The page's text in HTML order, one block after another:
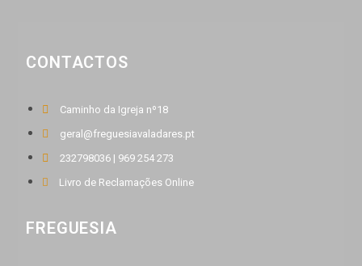
CONTACTOS
Caminho da Igreja nº18
geral@freguesiavaladares.pt
232798036 | 969 254 273
Livro de Reclamações Online
FREGUESIA